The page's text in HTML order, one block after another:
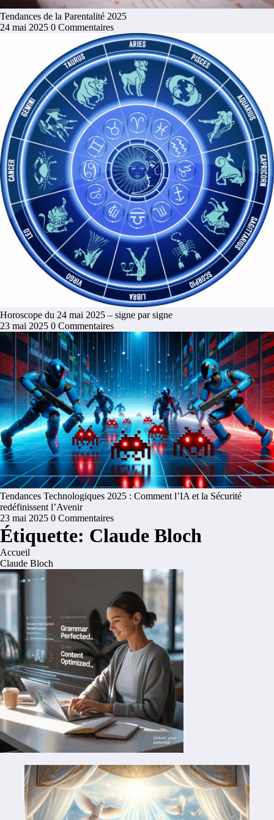
Tendances de la Parentalité 2025
24 mai 2025 0 Commentaires
Horoscope du 24 mai 2025 – signe par signe
23 mai 2025 0 Commentaires
Tendances Technologiques 2025 : Comment l’IA et la Sécurité
redéfinissent l’Avenir
23 mai 2025 0 Commentaires
Étiquette: Claude Bloch
Accueil
Claude Bloch